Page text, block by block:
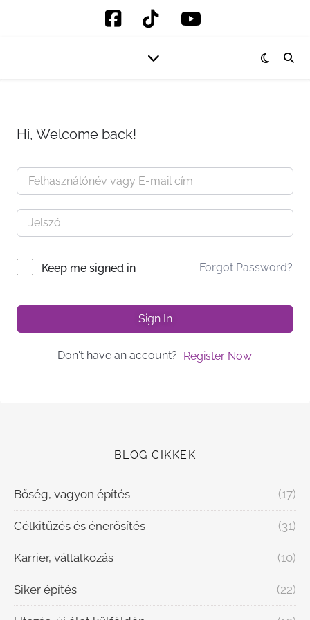
Hi, Welcome back!
Keep me signed in Forgot Password?
Sign In
Don't have an account? Register Now
BLOG CIKKEK
Bőség, vagyon építés (17)
Célkitűzés és énerősítés (31)
Karrier, vállalkozás (10)
Siker építés (22)